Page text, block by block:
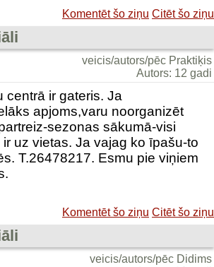
Komentēt šo ziņu Citēt šo ziņu
veicis/autors/pēc Praktiķis
Autors: 12 gadi
centrā ir gateris. Ja
apjoms,varu noorganizēt
sezonas sākumā-visi
uz vietas. Ja vajag ko īpašu-to
T.26478217. Esmu pie viņiem
Komentēt šo ziņu Citēt šo ziņu
veicis/autors/pēc Didims